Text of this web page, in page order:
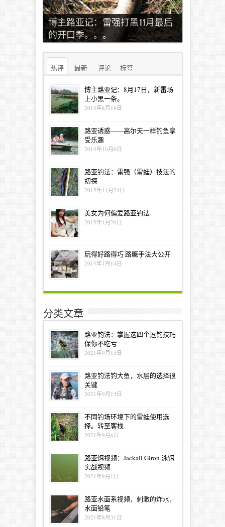
博主路亚记：雷强打黑11月最后
的开口季。。。
热评 最新 评论 标签
博主路亚记：8月17日，新雷场
上小黑一条。
2015年8月18日
路亚诱惑——高尔夫一样钓鱼享
受乐趣
2014年10月6日
路亚钓法：雷强（雷蛙）技法的
初探
2015年11月24日
美女为何偏爱路亚钓法
2015年1月20日
玩得好路得巧 路鳜手法大公开
2015年1月14日
分类文章
路亚钓法：掌握这四个逗钓技巧
保你不吃亏
2021年9月15日
路亚钓法钓大鱼，水层的选择很
关键
2021年9月13日
不同钓场环境下的雷蛙使用选
择。转至客栈
2021年9月6日
路亚饵视频：Jackall Giron 泳饵
实战视频
2021年9月1日
路亚水面系视频，刺激的炸水，
水面铅笔
2021年8月31日